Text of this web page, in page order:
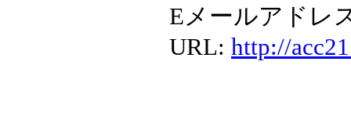
Eメールアドレ
URL: http://